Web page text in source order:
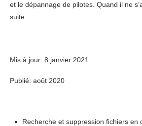
et le dépannage de pilotes. Quand il ne
suite
Mis à jour: 8 janvier 2021
Publié: août 2020
Recherche et suppression fichiers en